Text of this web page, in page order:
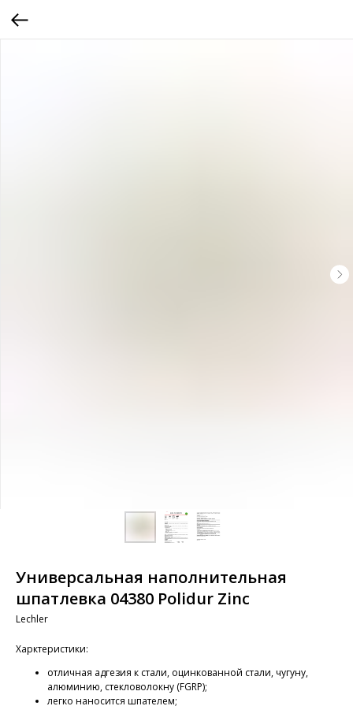
Универсальная наполнительная
шпатлевка 04380 Polidur Zinc
Lechler
Харктеристики:
отличная адгезия к стали, оцинкованной стали, чугуну,
алюминию, стекловолокну (FGRP);
легко наносится шпателем;